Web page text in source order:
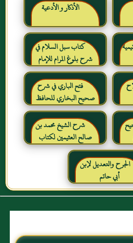
الأذكار و الأدعية
كتاب سبل السلام في
شرح بلوغ المرام للإمام
الصنعاني رحمه الله
فتح الباري في شرح
صحيح البخاري للحافظ
ابن حجر العسقلاني
شرح الشيخ محمد بن
صالح العثيمين لكتاب
رياض الصالحين للإمام
النووي رحمهم الله تعالىالجرح والتعديل لإبن
أبي حاتم